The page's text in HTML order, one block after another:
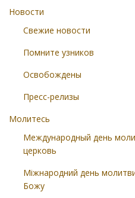
Новости
Свежие новости
Помните узников
Освобождены
Пресс-релизы
Молитесь
Международный день
церковь
Міжнародний день
Божу